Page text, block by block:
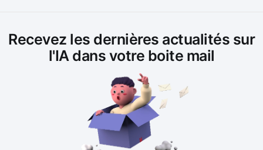
Recevez les dernières actualités sur
l'IA dans votre boite mail